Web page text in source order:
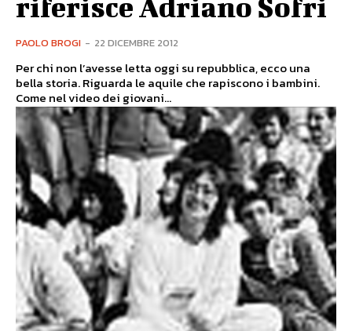
PAOLO BROGI - 22 DICEMBRE 2012
Per chi non l’avesse letta oggi su repubblica, ecco una
bella storia. Riguarda le aquile che rapiscono i bambini.
Come nel video dei giovani...